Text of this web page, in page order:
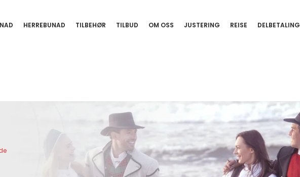
HERREBUNAD TILBEHØR TILBUD OM OSS JUSTERING REISE DELBETALING